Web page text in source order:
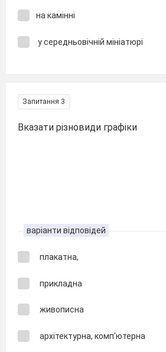
на камінні
у середньовічній мініатюрі
Запитання 3
Вказати різновиди графіки
варіанти відповідей
плакатна,
прикладна
живописна
архітектурна, комп'ютерна